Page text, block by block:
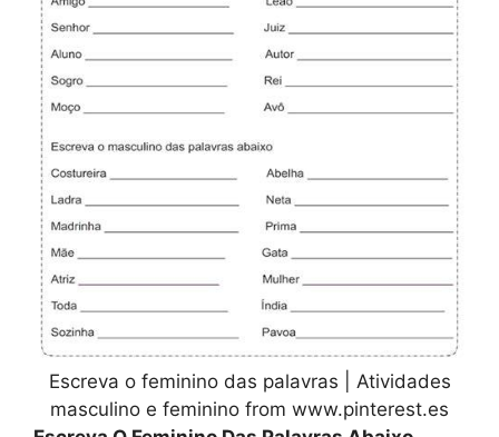
Escreva o feminino das palavras | Atividades
masculino e feminino from www.pinterest.es